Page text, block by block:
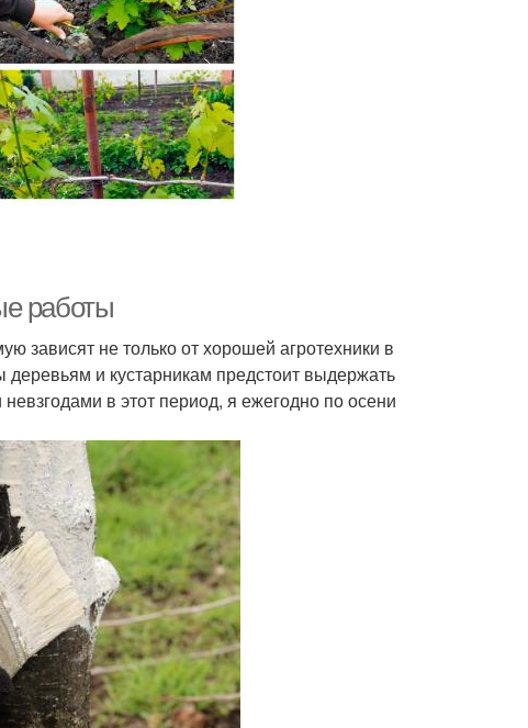
работы
зависят не только от хорошей агротехники в
и кустарникам предстоит выдержать
в этот период, я ежегодно по осени